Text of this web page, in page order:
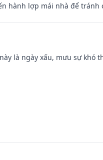
hành lợp mái nhà để tránh
là ngày xấu, mưu sự khó